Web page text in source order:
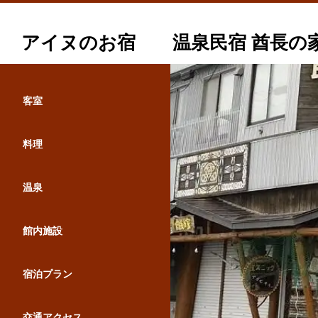
アイヌのお宿 温泉民宿 酋長の
客室
料理
温泉
館内施設
宿泊プラン